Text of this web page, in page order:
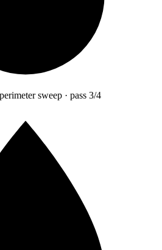
sweep · pass 3/4